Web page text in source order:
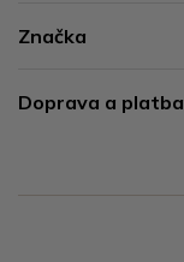
Značka
Doprava a platba